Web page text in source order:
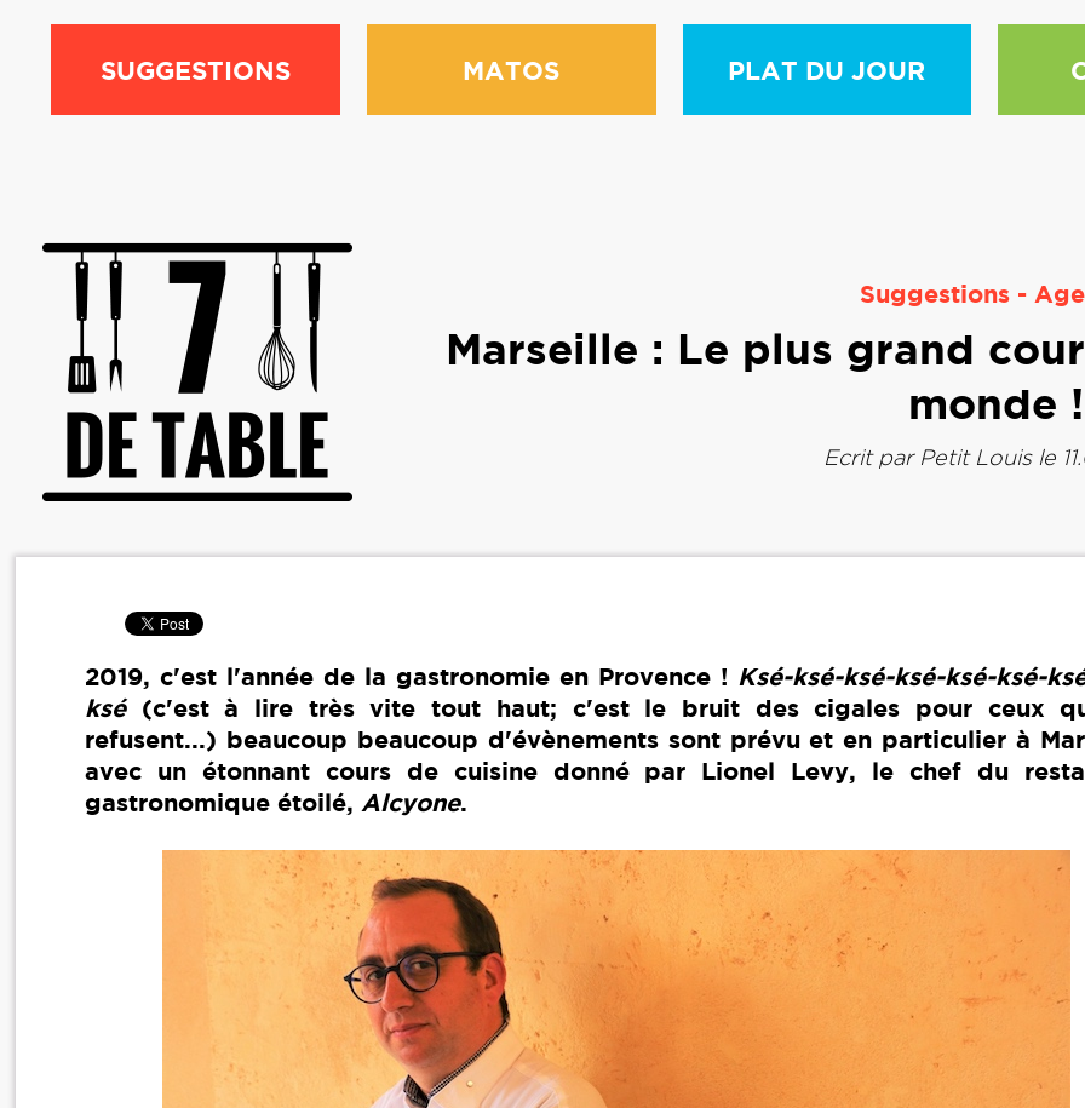
SUGGESTIONS MATOS PLAT DU JOUR
Suggestions -
Marseille : Le plus grand
monde !
Ecrit par Petit Louisle
2019, c'est l'année de la gastronomie en Provence ! Ksé-ksé-ksé-ksé-ksé-ksé-
ksé (c'est à lire très vite tout haut; c'est le bruit des cigales pour ceux
refusent...) beaucoup beaucoup d'évènements sont prévu et en particulier à
avec un étonnant cours de cuisine donné par Lionel Levy, le chef du
gastronomique étoilé, Alcyone.